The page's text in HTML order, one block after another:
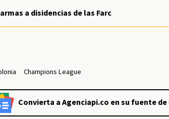
a disidencias de las Farc
Champions League
Convierta a Agenciapi.co en su fuente